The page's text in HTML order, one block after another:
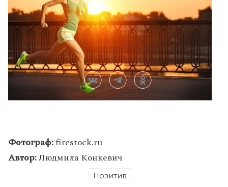
Фотограф:firestock.ru
Автор:Людмила Конкевич
Позитив